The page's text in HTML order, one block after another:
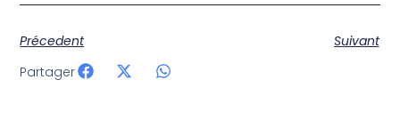
Précedent
Suivant
Partager